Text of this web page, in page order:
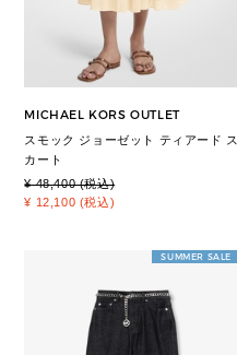
MICHAEL KORS OUTLET
スモック ジョーゼット ティアード ス
カート
¥ 48,400 (税込)
¥ 12,100 (税込)
SUMMER SALE